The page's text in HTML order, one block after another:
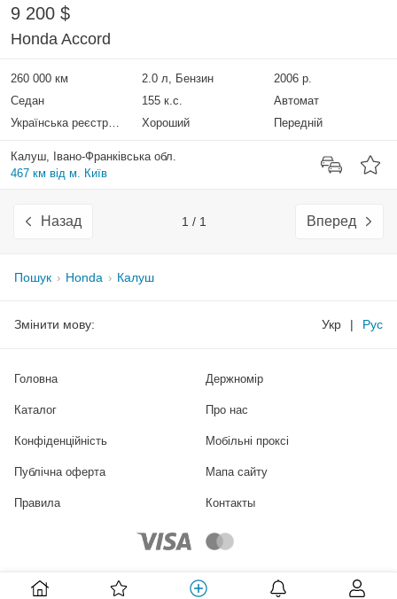
9 200 $
Honda Accord
260 000 км 2.0 л, Бензин
2006 р.
Седан
155 к.с.
Автомат
Українська реєстрація
Хороший Передній
Калуш, Івано-Франківська обл.
467 км від м. Київ
Назад 1 / 1 Вперед
Пошук Honda Калуш
Змінити мову: Укр | Рус
Головна
Каталог
Держномір
Про нас
Конфіденційність Мобільні проксі
Публічна оферта Мапа сайту
Правила Контакты